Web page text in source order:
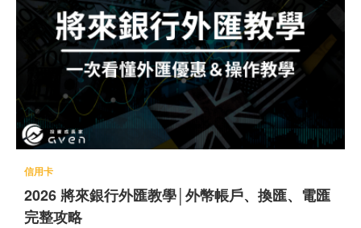
信用卡
2026 將來銀行外匯教學│外幣帳戶、換匯、電匯
完整攻略